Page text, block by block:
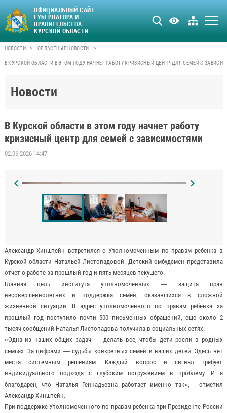
ОФИЦИАЛЬНЫЙ САЙТ
ГУБЕРНАТОРА И
ПРАВИТЕЛЬСТВА
КУРСКОЙ ОБЛАСТИ
НОВОСТИ > ОБЛАСТНЫЕ НОВОСТИ >
В КУРСКОЙ ОБЛАСТИ В ЭТОМ ГОДУ НАЧНЕТ РАБОТУ КРИЗИСНЫЙ ЦЕНТР ДЛЯ СЕМЕЙ С
Новости
В Курской области в этом году начнет работу
кризисный центр для семей с зависимостями
02.06.2026 14:47
Александр Хинштейн встретился с Уполномоченным по правам ребенка в
Курской области Натальей Листопадовой. Детский омбудсмен представила
отчет о работе за прошлый год и пять месяцев текущего.
Главная цель института уполномоченных — защита прав
несовершеннолетних и поддержка семей, оказавшихся в сложной
жизненной ситуации. В адрес уполномоченного по правам ребенка за
прошлый год поступило почти 500 письменных обращений, еще около 2
тысяч сообщений Наталья Листопадова получила в социальных сетях.
«Одна из наших общих задач — делать все, чтобы дети росли в родных
семьях. За цифрами — судьбы конкретных семей и наших детей. Здесь нет
места системным решениям. Каждый вопрос и сигнал требует
индивидуального подхода с глубоким погружением в проблему. И я
благодарен, что Наталья Геннадьевна работает именно так», - отметил
Александр Хинштейн.
При поддержке Уполномоченного по правам ребенка при Президенте России